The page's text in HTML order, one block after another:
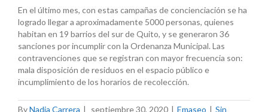
En el último mes, con estas campañas de concienciación se ha
logrado llegar a aproximadamente 5000 personas, quienes
habitan en 19 barrios del sur de Quito, y se generaron 36
sanciones por incumplir con la Ordenanza Municipal. Las
contravenciones que se registran con mayor frecuencia son:
mala disposición de residuos en el espacio público e
incumplimiento de los horarios de recolección.
ByNadia Carrera | septiembre 30, 2020 | Emaseo | Sin